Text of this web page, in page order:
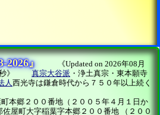
2026』
《Updated on 2026年08月
秒》 真宗大谷派 ・浄土真宗・東本願寺
人西光寺は鎌倉時代から７５０年以上続く
本郷２００番地（２００５年４月１日か
屋町大字稲葉字本郷２００番地 （２００